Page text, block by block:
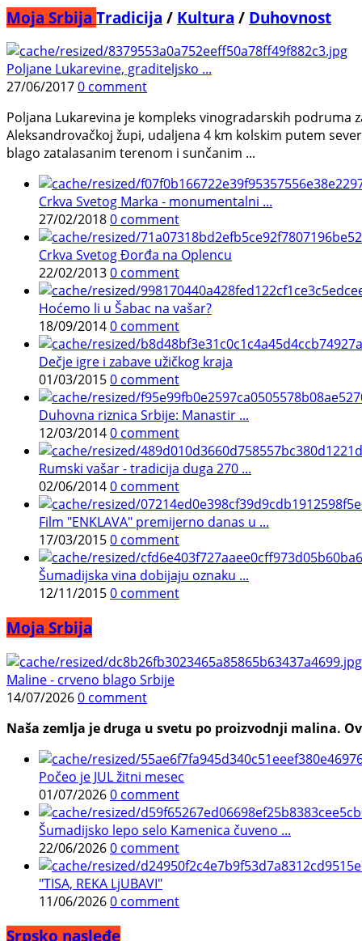
Moja Srbija Tradicija / Kultura / Duhovnost
Poljane Lukarevine, graditeljsko ...
27/06/20170 comment
Poljana Lukarevina je kompleks vinogradarskih podruma
Aleksandrovačkoj župi, udaljena 4 km kolskim putem
blago zatalasanim terenom i sunčanim ...
Crkva Svetog Marka - monumentalni ...
27/02/20180 comment
Crkva Svetog Đorđa na Oplencu
22/02/20130 comment
Hoćemo li u Šabac na vašar?
18/09/20140 comment
Dečje igre i zabave užičkog kraja
01/03/20150 comment
Duhovna riznica Srbije: Manastir ...
12/03/20140 comment
Rumski vašar - tradicija duga 270 ...
02/06/20140 comment
Film "ENKLAVA" premijerno danas u ...
17/03/20150 comment
Šumadijska vina dobijaju oznaku ...
12/11/20150 comment
Moja Srbija
Maline - crveno blago Srbije
14/07/20260 comment
Naša zemlja je druga u svetu po proizvodnji malina.
Počeo je JUL žitni mesec
01/07/20260 comment
Šumadijsko lepo selo Kamenica čuveno ...
22/06/20260 comment
"TISA, REKA LjUBAVI"
11/06/20260 comment
Srpsko nasleđe